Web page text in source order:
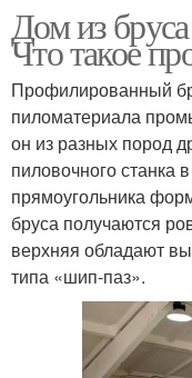
Дом из
Что такое
Профилированный
пиломатериала
он из разных пород
пиловочного станка
прямоугольника
бруса получаются
верхняя обладают
типа «шип-паз».